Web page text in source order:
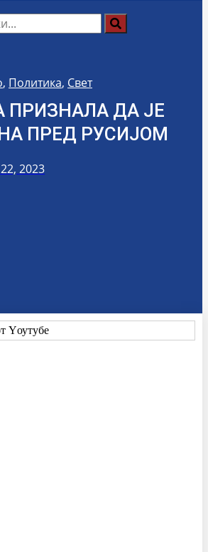
, Политика, Свет
ПРИЗНАЛА ДА ЈЕ
ПРЕД РУСИЈОМ
2023